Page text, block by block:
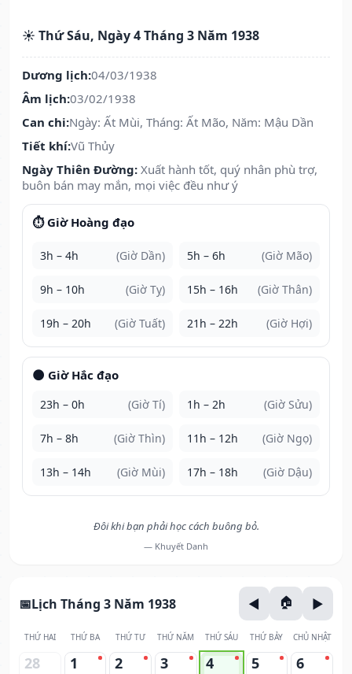
☀️ Thứ Sáu, Ngày 4 Tháng 3 Năm 1938
Dương lịch:04/03/1938
Âm lịch:03/02/1938
Can chi:Ngày: Ất Mùi, Tháng: Ất Mão, Năm: Mậu Dần
Tiết khí:Vũ Thủy
Ngày Thiên Đường: Xuất hành tốt, quý nhân phù trợ,
buôn bán may mắn, mọi việc đều như ý
⏱️ Giờ Hoàng đạo
3h – 4h (Giờ Dần) 5h – 6h (Giờ Mão)
9h – 10h (Giờ Tỵ) 15h – 16h (Giờ Thân)
19h – 20h (Giờ Tuất) 21h – 22h (Giờ Hợi)
🌑 Giờ Hắc đạo
23h – 0h (Giờ Tí) 1h – 2h (Giờ Sửu)
7h – 8h (Giờ Thìn) 11h – 12h (Giờ Ngọ)
13h – 14h (Giờ Mùi) 17h – 18h (Giờ Dậu)
Đôi khi bạn phải học cách buông bỏ.
— Khuyết Danh
Lịch Tháng 3 Năm 1938
THỨ HAI THỨ BA THỨ TƯ THỨ NĂM THỨ SÁU THỨ BẢY CHỦ NHẬT
28 1 2 3 4 5 6